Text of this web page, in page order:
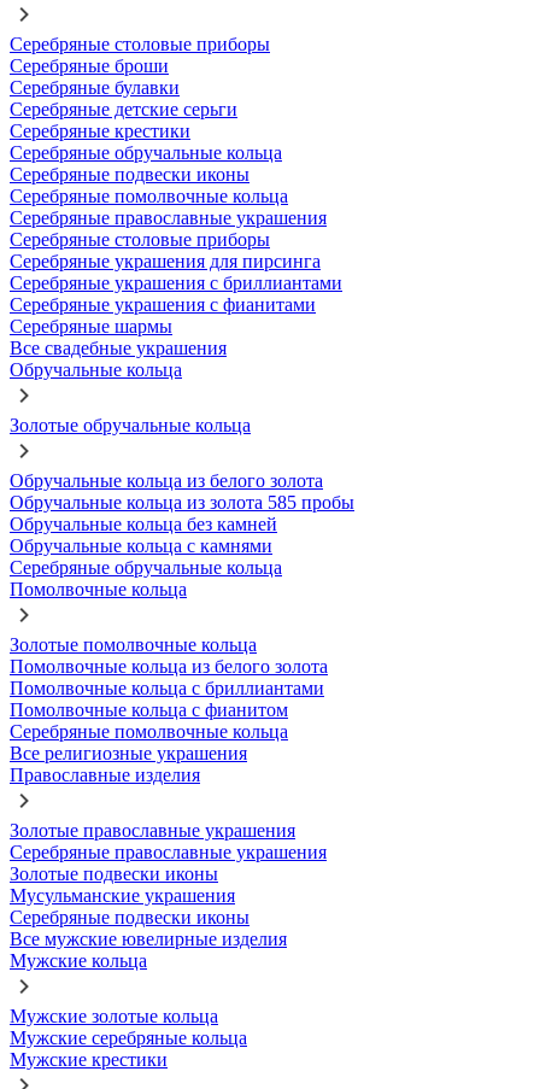
Серебряные столовые приборы
Серебряные броши
Серебряные булавки
Серебряные детские серьги
Серебряные крестики
Серебряные обручальные кольца
Серебряные подвески иконы
Серебряные помолвочные кольца
Серебряные православные украшения
Серебряные столовые приборы
Серебряные украшения для пирсинга
Серебряные украшения с бриллиантами
Серебряные украшения с фианитами
Серебряные шармы
Все свадебные украшения
Обручальные кольца
Золотые обручальные кольца
Обручальные кольца из белого золота
Обручальные кольца из золота 585 пробы
Обручальные кольца без камней
Обручальные кольца с камнями
Серебряные обручальные кольца
Помолвочные кольца
Золотые помолвочные кольца
Помолвочные кольца из белого золота
Помолвочные кольца с бриллиантами
Помолвочные кольца с фианитом
Серебряные помолвочные кольца
Все религиозные украшения
Православные изделия
Золотые православные украшения
Серебряные православные украшения
Золотые подвески иконы
Мусульманские украшения
Серебряные подвески иконы
Все мужские ювелирные изделия
Мужские кольца
Мужские золотые кольца
Мужские серебряные кольца
Мужские крестики